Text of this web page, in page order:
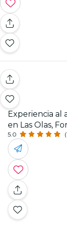
Experiencia al
en Las Olas,
5.0